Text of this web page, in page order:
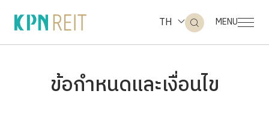
MENU
TH
ค้นหาในเว็บไซต์
ข้อกำหนดและเงื่อนไข